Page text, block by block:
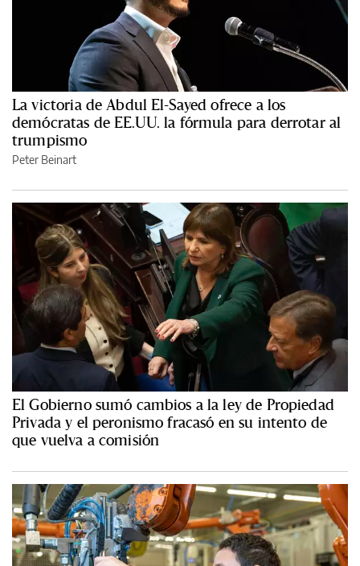
La victoria de Abdul El-Sayed ofrece a los
demócratas de EE.UU. la fórmula para derrotar al
trumpismo
Peter Beinart
El Gobierno sumó cambios a la ley de Propiedad
Privada y el peronismo fracasó en su intento de
que vuelva a comisión